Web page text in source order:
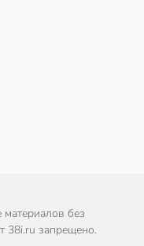
без
38i.ru запрещено.